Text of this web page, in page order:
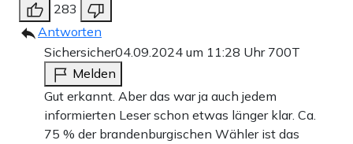
283
Antworten
Sichersicher04.09.2024 um 11:28 Uhr 700T
Melden
Gut erkannt. Aber das war ja auch jedem
informierten Leser schon etwas länger klar. Ca.
75 % der brandenburgischen Wähler ist das